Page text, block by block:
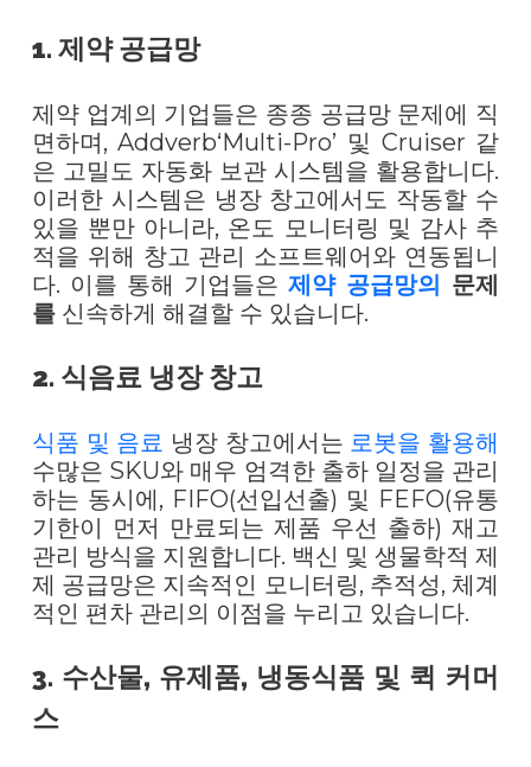
1. 제약 공급망
제약 업계의 기업들은 종종 공급망 문제에 직
면하며, Addverb‘Multi-Pro’ 및 Cruiser 같
은 고밀도 자동화 보관 시스템을 활용합니다.
이러한 시스템은 냉장 창고에서도 작동할 수
있을 뿐만 아니라, 온도 모니터링 및 감사 추
적을 위해 창고 관리 소프트웨어와 연동됩니
다. 이를 통해 기업들은제약 공급망의 문제
를신속하게 해결할 수 있습니다.
2. 식음료 냉장 창고
식품 및 음료 냉장 창고에서는 로봇을 활용해
수많은 SKU와 매우 엄격한 출하 일정을 관리
하는 동시에, FIFO(선입선출) 및 FEFO(유통
기한이 먼저 만료되는 제품 우선 출하) 재고
관리 방식을 지원합니다. 백신 및 생물학적 제
제 공급망은 지속적인 모니터링, 추적성, 체계
적인 편차 관리의 이점을 누리고 있습니다.
3. 수산물, 유제품, 냉동식품 및 퀵 커머
스